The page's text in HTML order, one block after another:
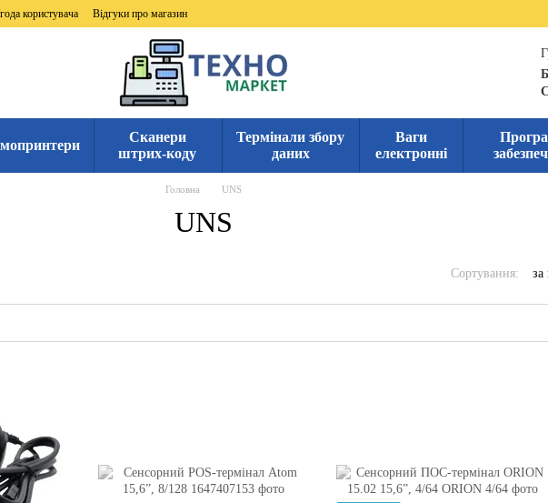
користувача Відгуки про магазин
Сканери
штрих-коду
Термінали збору
даних
Ваги
електронні
Головна UNS
UNS
Сортування: за